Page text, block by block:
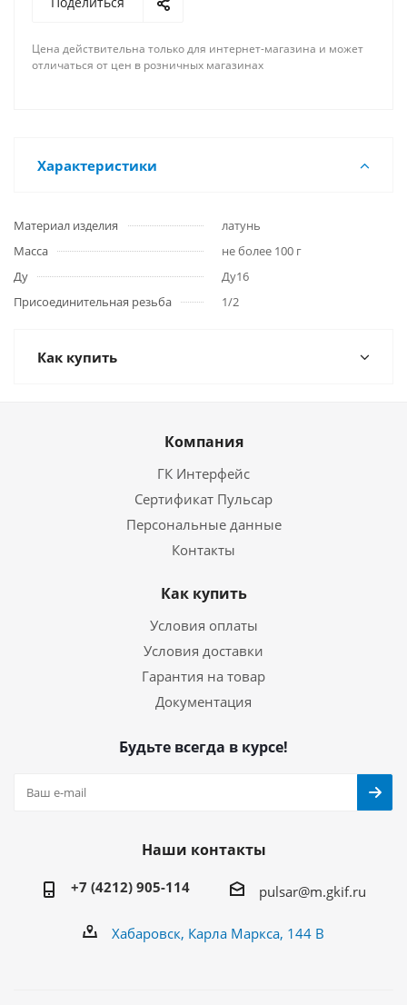
Цена действительна только для интернет-магазина и может
отличаться от цен в розничных магазинах
Характеристики
Материал изделия
латунь
Масса
не более 100 г
Ду
Ду16
Присоединительная резьба
1/2
Как купить
Компания
ГК Интерфейс
Сертификат Пульсар
Персональные данные
Контакты
Как купить
Условия оплаты
Условия доставки
Гарантия на товар
Документация
Будьте всегда в курсе!
Наши контакты
+7 (4212) 905-114 pulsar@m.gkif.ru
Хабаровск, Карла Маркса, 144 В